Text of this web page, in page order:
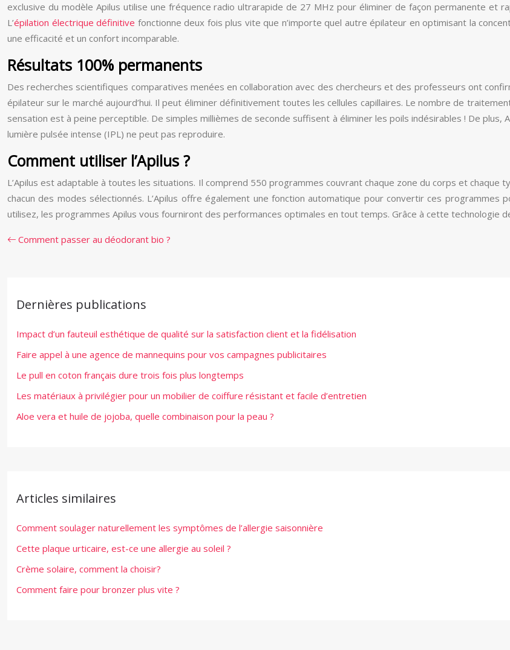
exclusive du modèle Apilus utilise une fréquence radio ultrarapide de 27 MHz pour éliminer de façon permanente
L’épilation électrique définitive fonctionne deux fois plus vite que n’importe quel autre épilateur en optimisant la
une efficacité et un confort incomparable.
Résultats 100% permanents
Des recherches scientifiques comparatives menées en collaboration avec des chercheurs et des professeurs ont
épilateur sur le marché aujourd’hui. Il peut éliminer définitivement toutes les cellules capillaires. Le nombre de
sensation est à peine perceptible. De simples millièmes de seconde suffisent à éliminer les poils indésirables ! De
lumière pulsée intense (IPL) ne peut pas reproduire.
Comment utiliser l’Apilus ?
L’Apilus est adaptable à toutes les situations. Il comprend 550 programmes couvrant chaque zone du corps et
chacun des modes sélectionnés. L’Apilus offre également une fonction automatique pour convertir ces
utilisez, les programmes Apilus vous fourniront des performances optimales en tout temps. Grâce à cette
Comment passer au déodorant bio ?
Dernières publications
Impact d’un fauteuil esthétique de qualité sur la satisfaction client et la fidélisation
Faire appel à une agence de mannequins pour vos campagnes publicitaires
Le pull en coton français dure trois fois plus longtemps
Les matériaux à privilégier pour un mobilier de coiffure résistant et facile d’entretien
Aloe vera et huile de jojoba, quelle combinaison pour la peau ?
Articles similaires
Comment soulager naturellement les symptômes de l’allergie saisonnière
Cette plaque urticaire, est-ce une allergie au soleil ?
Crème solaire, comment la choisir?
Comment faire pour bronzer plus vite ?